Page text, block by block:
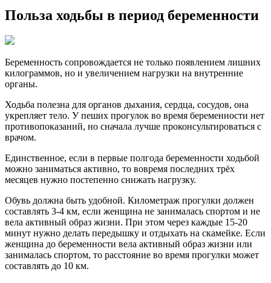
Польза ходьбы в период беременности
Беременность сопровождается не только появлением лишних
килограммов, но и увеличением нагрузки на внутренние
органы.
Ходьба полезна для органов дыхания, сердца, сосудов, она
укрепляет тело. У пеших прогулок во время беременности нет
противопоказаний, но сначала лучше проконсультироваться с
врачом.
Единственное, если в первые полгода беременности ходьбой
можно заниматься активно, то вовремя последних трёх
месяцев нужно постепенно снижать нагрузку.
Обувь должна быть удобной. Километраж прогулки должен
составлять 3-4 км, если женщина не занималась спортом и не
вела активный образ жизни. При этом через каждые 15-20
минут нужно делать передышку и отдыхать на скамейке. Если
женщина до беременности вела активный образ жизни или
занималась спортом, то расстояние во время прогулки может
составлять до 10 км.